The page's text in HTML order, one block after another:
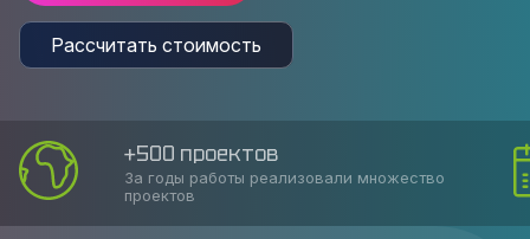
Рассчитать стоимость
+500 проектов
За годы работы реализовали множество
проектов